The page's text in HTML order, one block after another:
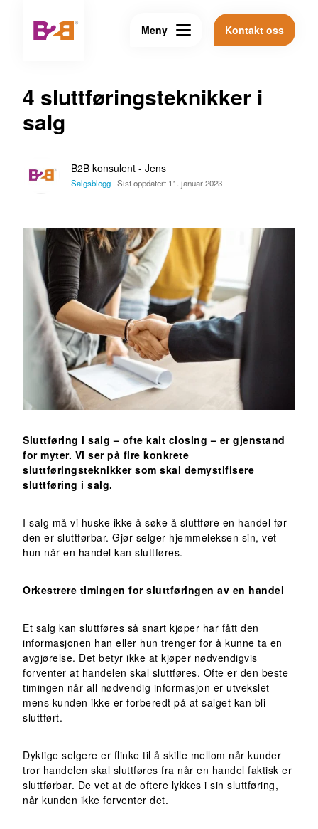
Meny Kontakt oss
4 sluttføringsteknikker i
salg
B2B konsulent - Jens
Salgsblogg | Sist oppdatert 11. januar 2023
Sluttføring i salg – ofte kalt closing – er gjenstand
for myter. Vi ser på fire konkrete
sluttføringsteknikker som skal demystifisere
sluttføring i salg.
I salg må vi huske ikke å søke å sluttføre en handel før
den er sluttførbar. Gjør selger hjemmeleksen sin, vet
hun når en handel kan sluttføres.
Orkestrere timingen for sluttføringen av en handel
Et salg kan sluttføres så snart kjøper har fått den
informasjonen han eller hun trenger for å kunne ta en
avgjørelse. Det betyr ikke at kjøper nødvendigvis
forventer at handelen skal sluttføres. Ofte er den beste
timingen når all nødvendig informasjon er utvekslet
mens kunden ikke er forberedt på at salget kan bli
sluttført.
Dyktige selgere er flinke til å skille mellom når kunder
tror handelen skal sluttføres fra når en handel faktisk er
sluttførbar. De vet at de oftere lykkes i sin sluttføring,
når kunden ikke forventer det.